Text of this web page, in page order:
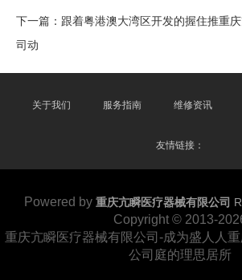
下一篇： 跟着粤港澳大湾区开发的握住推重
司动
关于我们 服务指南 维修资讯
友情链接：
Powered by 重庆亢瞬医疗器械有限公司
Copyright © 2013-
重庆亢瞬医疗器械有限公司-成为盛人人
公司庭的理思居所